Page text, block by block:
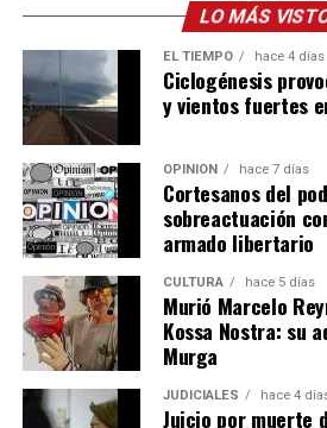
LO MÁS
EL TIEMPO hace 4 días
Ciclogénesis
y vientos fuertes
OPINIÓN hace 7 días
Cortesanos del
sobreactuación
armado libertario
CULTURA hace 5 días
Murió Marcelo
Kossa Nostra: su
Murga
JUDICIALES hace 4
Juicio por muerte